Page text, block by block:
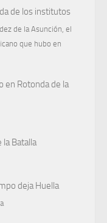
de los institutos
de la Asunción, el
que hubo en
en Rotonda de la
la Batalla
deja Huella